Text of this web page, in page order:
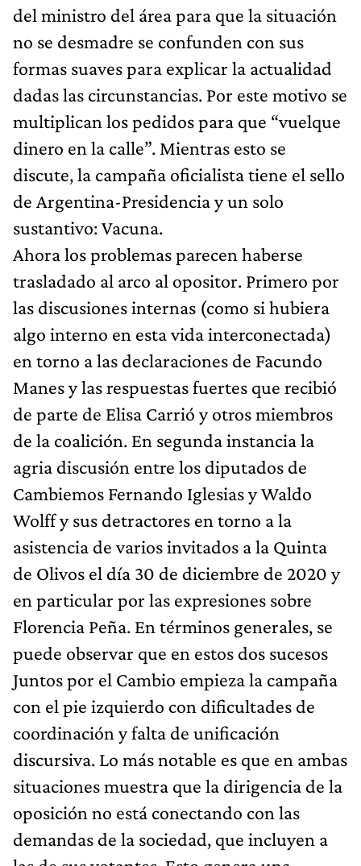
del ministro del área para que la situación
no se desmadre se confunden con sus
formas suaves para explicar la actualidad
dadas las circunstancias. Por este motivo se
multiplican los pedidos para que “vuelque
dinero en la calle”. Mientras esto se
discute, la campaña oficialista tiene el sello
de Argentina-Presidencia y un solo
sustantivo: Vacuna.
Ahora los problemas parecen haberse
trasladado al arco al opositor. Primero por
las discusiones internas (como si hubiera
algo interno en esta vida interconectada)
en torno a las declaraciones de Facundo
Manes y las respuestas fuertes que recibió
de parte de Elisa Carrió y otros miembros
de la coalición. En segunda instancia la
agria discusión entre los diputados de
Cambiemos Fernando Iglesias y Waldo
Wolff y sus detractores en torno a la
asistencia de varios invitados a la Quinta
de Olivos el día 30 de diciembre de 2020 y
en particular por las expresiones sobre
Florencia Peña. En términos generales, se
puede observar que en estos dos sucesos
Juntos por el Cambio empieza la campaña
con el pie izquierdo con dificultades de
coordinación y falta de unificación
discursiva. Lo más notable es que en ambas
situaciones muestra que la dirigencia de la
oposición no está conectando con las
demandas de la sociedad, que incluyen a